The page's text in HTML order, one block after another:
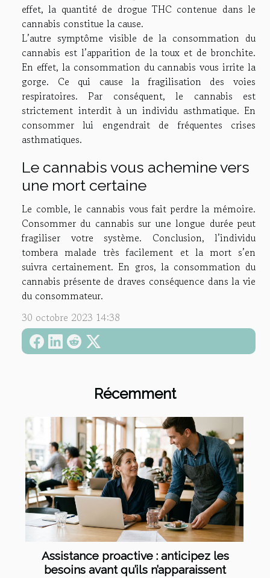
Récemment
Assistance proactive : anticipez les
besoins avant qu’ils n’apparaissent
effet, la quantité de drogue THC contenue dans le
cannabis constitue la cause.
L’autre symptôme visible de la consommation du
cannabis est l’apparition de la toux et de bronchite.
En effet, la consommation du cannabis vous irrite la
gorge. Ce qui cause la fragilisation des voies
respiratoires. Par conséquent, le cannabis est
strictement interdit à un individu asthmatique. En
consommer lui engendrait de fréquentes crises
asthmatiques.
Le cannabis vous achemine vers
une mort certaine
Le comble, le cannabis vous fait perdre la mémoire.
Consommer du cannabis sur une longue durée peut
fragiliser votre système. Conclusion, l’individu
tombera malade très facilement et la mort s’en
suivra certainement. En gros, la consommation du
cannabis présente de draves conséquence dans la vie
du consommateur.
30 octobre 2023 14:38